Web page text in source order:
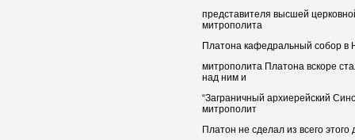
представителя высшей
митрополита
Платона кафедральный собор в
митрополита Платона вскоре
над ним и
“Заграничный архиерейский
митрополит
Платон не сделал из всего